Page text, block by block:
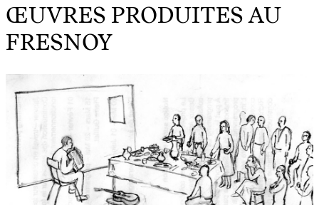
ŒUVRES PRODUITES AU
FRESNOY